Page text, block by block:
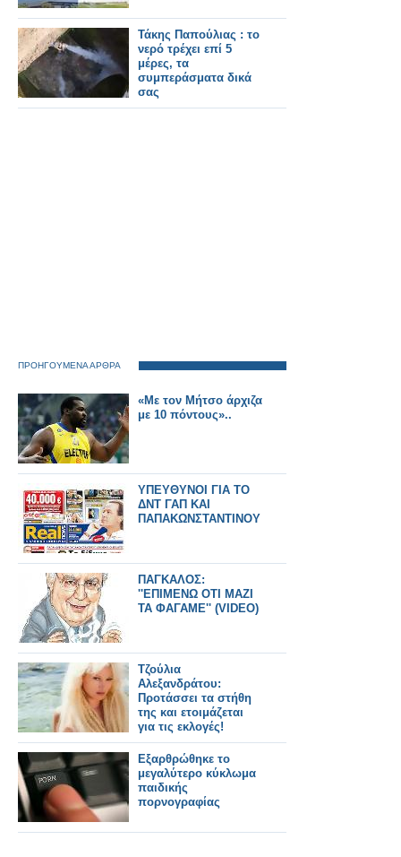
Τάκης Παπούλιας : το
νερό τρέχει επί 5
μέρες, τα
συμπεράσματα δικά
σας
ΠΡΟΗΓΟΥΜΕΝΑ ΑΡΘΡΑ
«Με τον Μήτσο άρχιζα
με 10 πόντους»..
ΥΠΕΥΘΥΝΟΙ ΓΙΑ ΤΟ
ΔΝΤ ΓΑΠ ΚΑΙ
ΠΑΠΑΚΩΝΣΤΑΝΤΙΝΟΥ
ΠΑΓΚΑΛΟΣ:
''ΕΠΙΜΕΝΩ ΟΤΙ ΜΑΖΙ
ΤΑ ΦΑΓΑΜΕ'' (VIDEO)
Τζούλια
Αλεξανδράτου:
Προτάσσει τα στήθη
της και ετοιμάζεται
για τις εκλογές!
Εξαρθρώθηκε το
μεγαλύτερο κύκλωμα
παιδικής
πορνογραφίας